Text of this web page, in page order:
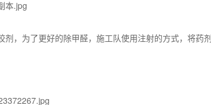
剂，为了更好的除甲醛，施工队使用注射的方式，将药剂